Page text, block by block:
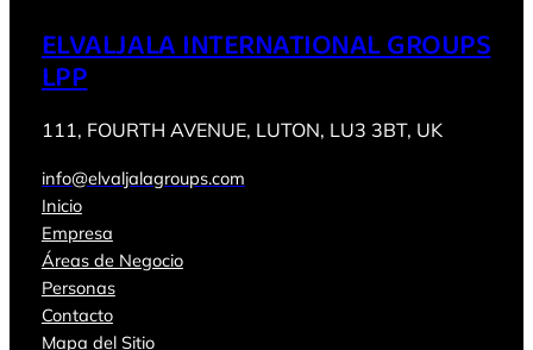
ELVALJALA INTERNATIONAL GROUPS
LPP
111, FOURTH AVENUE, LUTON, LU3 3BT, UK
info@elvaljalagroups.com
Inicio
Empresa
Áreas de Negocio
Personas
Contacto
Mapa del Sitio